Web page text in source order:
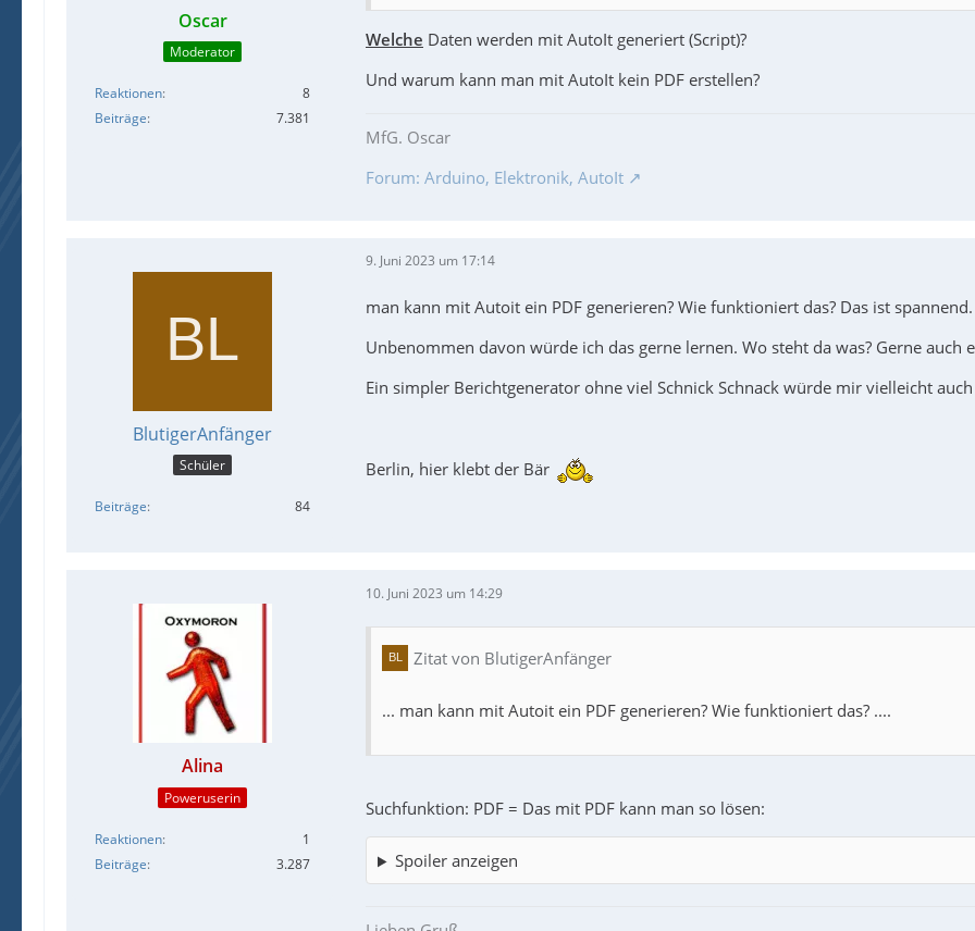
Oscar
Moderator
Reaktionen
8
Beiträge
7.381
Welche Daten werden mit AutoIt generiert (Script)?
Und warum kann man mit AutoIt kein PDF erstellen?
MfG. Oscar
Forum: Arduino, Elektronik, AutoIt
BlutigerAnfänger
Schüler
Beiträge 84
9. Juni 2023 um 17:14
man kann mit Autoit ein PDF generieren? Wie funktioniert das? Das ist
Unbenommen davon würde ich das gerne lernen. Wo steht da was? Gerne auch
Ein simpler Berichtgenerator ohne viel Schnick Schnack würde mir vielleicht
Berlin, hier klebt der Bär
Alina
Poweruserin
Reaktionen
1
Beiträge
3.287
10. Juni 2023 um 14:29
Zitat von BlutigerAnfänger
... man kann mit Autoit ein PDF generieren? Wie funktioniert das? ....
Suchfunktion: PDF = Das mit PDF kann man so lösen:
Spoiler anzeigen